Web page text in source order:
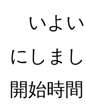
いよい
にしま
開始時